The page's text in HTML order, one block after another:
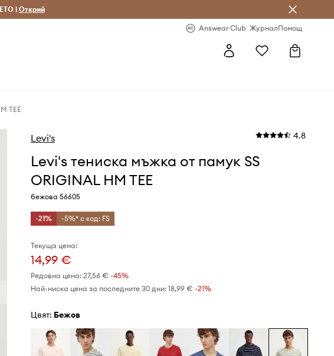
5 дни
|Открий
Answear Club ЖурналПомощ
TEE
Levi's 4.8
Levi's тениска мъжка от памук SS
ORIGINAL HM TEE
бежова 56605
-21% -5%* с код: FS
Текуща цена:
14,99 €
Редовна цена: 27,56 € -45%
Най-ниска цена за последните 30 дни: 18,99 € -21%
Цвят: бежов